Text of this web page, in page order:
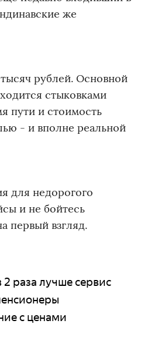
же
рублей. Основной
стыковками
пути и стоимость
- и вполне реальной
для недорогого
и не бойтесь
первый взгляд.
2 раза лучше сервис
с ценами